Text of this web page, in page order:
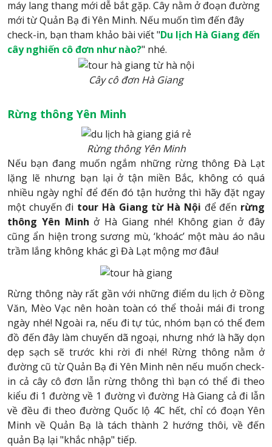
máy lang thang mới dễ bắt gặp. Cây nằm ở đoạn đường
mới từ Quản Bạ đi Yên Minh. Nếu muốn tìm đến đây
check-in, bạn tham khảo bài viết "Du lịch Hà Giang đến
cây nghiến cô đơn như nào?" nhé.
Cây cô đơn Hà Giang
Rừng thông Yên Minh
Rừng thông Yên Minh
Nếu bạn đang muốn ngắm những rừng thông Đà Lạt
lặng lẽ nhưng bạn lại ở tận miền Bắc, không có quá
nhiều ngày nghỉ để đến đó tận hưởng thì hãy đặt ngay
một chuyến đi tour Hà Giang từ Hà Nội để đến rừng
thông Yên Minh ở Hà Giang nhé! Không gian ở đây
cũng ẩn hiện trong sương mù, ‘khoác’ một màu áo nâu
trầm lắng không khác gì Đà Lạt mộng mơ đâu!
Rừng thông này rất gần với những điểm du lịch ở Đồng
Văn, Mèo Vạc nên hoàn toàn có thể thoải mái đi trong
ngày nhé! Ngoài ra, nếu đi tự túc, nhóm bạn có thể đem
đồ đến đây làm chuyến dã ngoại, nhưng nhớ là hãy dọn
dẹp sạch sẽ trước khi rời đi nhé! Rừng thông nằm ở
đường cũ từ Quản Bạ đi Yên Minh nên nếu muốn check-
in cả cây cô đơn lẫn rừng thông thì bạn có thể đi theo
kiểu đi 1 đường về 1 đường vì đường Hà Giang cả đi lẫn
về đều đi theo đường Quốc lộ 4C hết, chỉ có đoạn Yên
Minh về Quản Bạ là tách thành 2 hướng thôi, về đến
quản Bạ lại "khắc nhập" tiếp.